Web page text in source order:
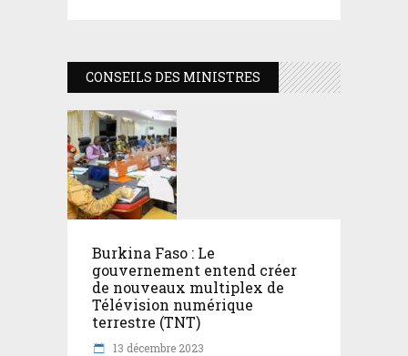
CONSEILS DES MINISTRES
Burkina Faso : Le
gouvernement entend créer
de nouveaux multiplex de
Télévision numérique
terrestre (TNT)
13 décembre 2023